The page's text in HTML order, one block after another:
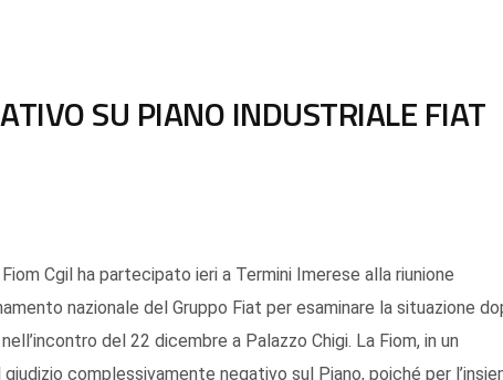
SU PIANO INDUSTRIALE FIAT
Cgil ha partecipato ieri a Termini Imerese alla riunione
nazionale del Gruppo Fiat per esaminare la situazione
del 22 dicembre a Palazzo Chigi. La Fiom, in un
complessivamente negativo sul Piano, poiché per